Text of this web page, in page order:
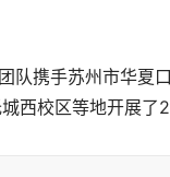
队携手苏州市华夏
西校区等地开展了